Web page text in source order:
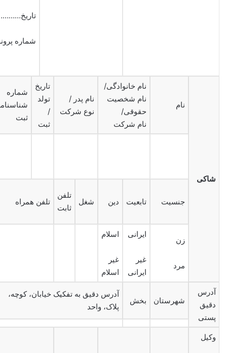
شماره
شاکی
نام
نام خانوادگی/
نام شخصیت
حقوقی/
نام شرکت
نام پدر /
نوع شرکت
تاریخ
تولد
/
ثبت
شماره
ثبت
جنسیت تابعیت دین شغل
تلفن
ثابت
تلفن همراه
زن
مرد
ایرانی
غیر
ایرانی
اسلام
غیر
اسلام
آدرس
دقیق
پستی
شهرستان بخش
آدرس دقیق به تفکیک خیابان، کوچه،
پلاک، واحد
وکیل